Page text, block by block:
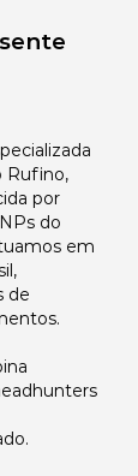
Rufino,
por
do
em
de